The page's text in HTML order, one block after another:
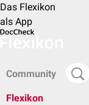
Das Flexikon
als App
Community
Flexikon